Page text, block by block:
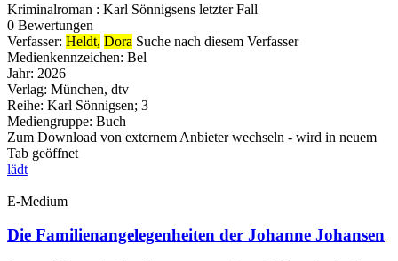
Kriminalroman : Karl Sönnigsens letzter Fall
0 Bewertungen
Verfasser: Heldt, Dora Suche nach diesem Verfasser
Medienkennzeichen: Bel
Jahr: 2026
Verlag: München, dtv
Reihe: Karl Sönnigsen; 3
Mediengruppe: Buch
Zum Download von externem Anbieter wechseln - wird in neuem
Tab geöffnet
lädt
E-Medium
Die Familienangelegenheiten der Johanne Johansen